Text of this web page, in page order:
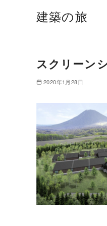
建築の旅
スクリーン
2020年1月28日